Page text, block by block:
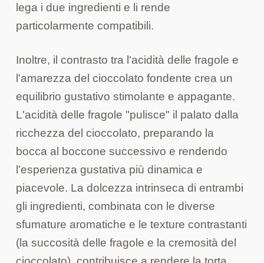
lega i due ingredienti e li rende
particolarmente compatibili.
Inoltre, il contrasto tra l'acidità delle fragole e
l'amarezza del cioccolato fondente crea un
equilibrio gustativo stimolante e appagante.
L'acidità delle fragole "pulisce" il palato dalla
ricchezza del cioccolato, preparando la
bocca al boccone successivo e rendendo
l'esperienza gustativa più dinamica e
piacevole. La dolcezza intrinseca di entrambi
gli ingredienti, combinata con le diverse
sfumature aromatiche e le texture contrastanti
(la succosità delle fragole e la cremosità del